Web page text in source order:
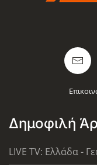
Δημοφιλή
LIVE TV: Ελλάδα -